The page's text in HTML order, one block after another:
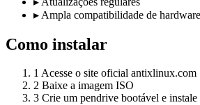
▸ Ampla compatibilidade de hardware
Como instalar
1 Acesse o site oficial antixlinux.com
2 Baixe a imagem ISO
3 Crie um pendrive bootável e instale